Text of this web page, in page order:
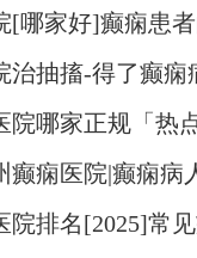
[哪家好]癫痫患
治抽搐-得了癫痫
院哪家正规「热
癫痫医院|癫痫病
院排名[2025]常